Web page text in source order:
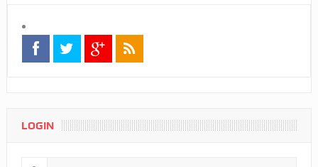
LOGIN